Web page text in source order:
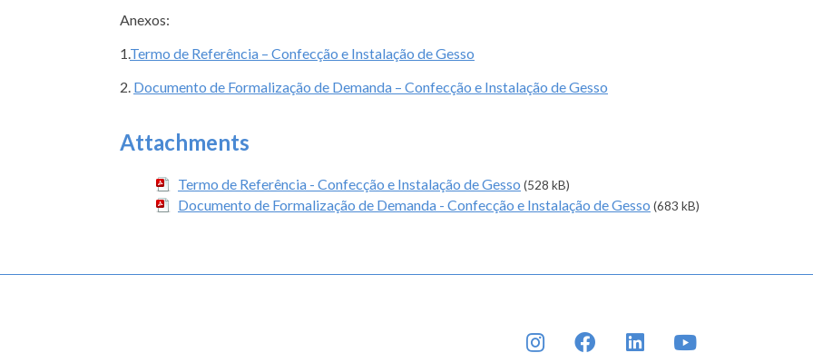
Anexos:
1.Termo de Referência – Confecção e Instalação de Gesso
2. Documento de Formalização de Demanda – Confecção e Instalação de Gesso
Attachments
Termo de Referência - Confecção e Instalação de Gesso (528 kB)
Documento de Formalização de Demanda - Confecção e Instalação de Gesso (683 kB)
INSTAGRAMFACEBOOKLINKEDIN